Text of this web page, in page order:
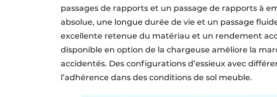
passages de rapports et un passage de rapports à
absolue, une longue durée de vie et un passage
excellente retenue du matériau et un rendement
disponible en option de la chargeuse améliore la
accidentés. Des configurations d’essieux avec
l’adhérence dans des conditions de sol meuble.